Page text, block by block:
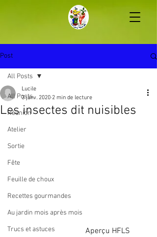
Post
All Posts
Réunion
Atelier
Sortie
Fête
Feuille de choux
Recettes gourmandes
Au jardin mois après mois
Trucs et astuces
All Posts
Les insectes dit nuisibles
Lucile
3 janv. 2020 2 min de lecture
                                       Aperçu HFLS